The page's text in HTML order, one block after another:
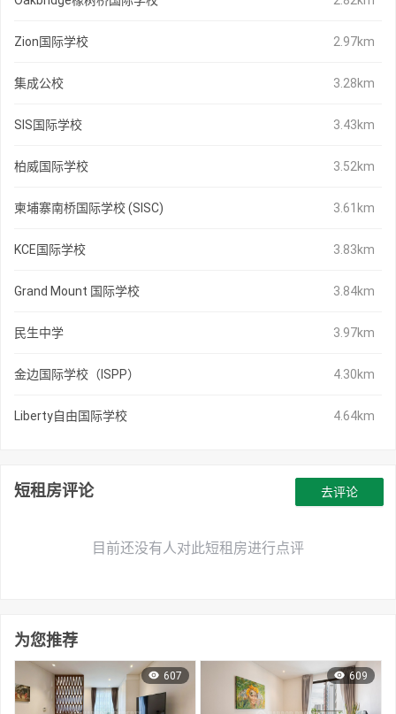
Zion国际学校 2.97km
集成公校 3.28km
SIS国际学校 3.43km
柏威国际学校 3.52km
柬埔寨南桥国际学校 (SISC) 3.61km
KCE国际学校 3.83km
Grand Mount 国际学校 3.84km
民生中学 3.97km
金边国际学校（ISPP） 4.30km
Liberty自由国际学校 4.64km
短租房评论
目前还没有人对此短租房进行点评
去评论
为您推荐
607 609